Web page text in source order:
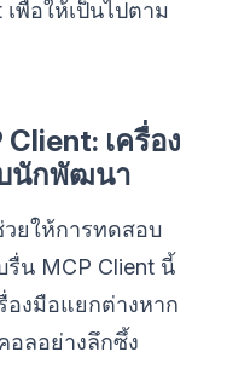
พื่อให้เป็นไปตาม
เครื่อง
นักพัฒนา
ยให้การทดสอบ
รื่น MCP Client นี้
องมือแยกต่างหาก
อลอย่างลึกซึ้ง